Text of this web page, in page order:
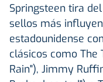
Springsteen tira
sellos más
estadounidense
clásicos como The
Rain"), Jimmy